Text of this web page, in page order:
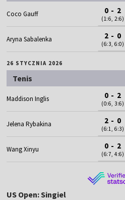
Coco Gauff 0 - 2
(1:6, 2:6)
Aryna Sabalenka 2 - 0
(6:3, 6:0)
26 STYCZNIA 2026
Tenis
Maddison Inglis 0 - 2
(0:6, 3:6)
Jelena Rybakina 2 - 0
(6:1, 6:3)
Wang Xinyu 0 - 2
(6:7, 4:6)
US Open: Singiel